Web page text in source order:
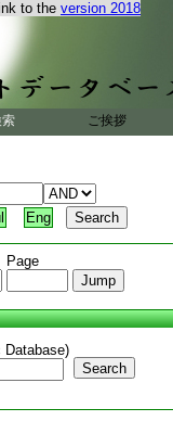
to the version 2018
ご挨拶
Eng
Page
Database)
Search